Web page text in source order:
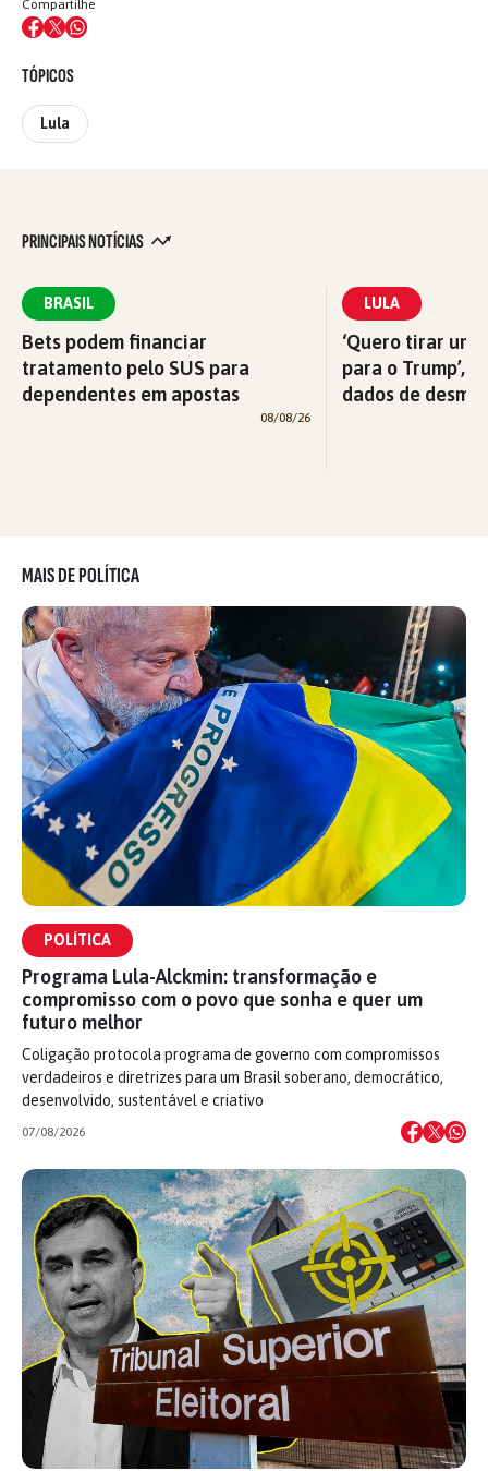
Compartilhe
TÓPICOS
Lula
PRINCIPAIS NOTÍCIAS
BRASIL
Bets podem financiar
tratamento pelo SUS para
dependentes em apostas
08/08/26
LULA
‘Quero tirar
para o Trump’,
dados de
MAIS DE POLÍTICA
POLÍTICA
Programa Lula-Alckmin: transformação e
compromisso com o povo que sonha e quer um
futuro melhor
Coligação protocola programa de governo com compromissos
verdadeiros e diretrizes para um Brasil soberano, democrático,
desenvolvido, sustentável e criativo
07/08/2026